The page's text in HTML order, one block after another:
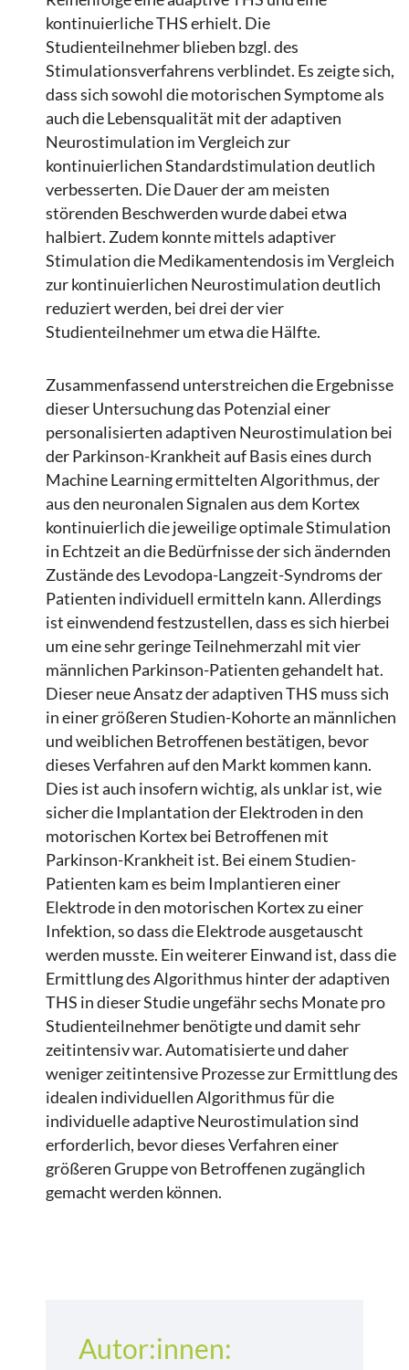
kontinuierliche THS erhielt. Die
Studienteilnehmer blieben bzgl. des
Stimulationsverfahrens verblindet. Es zeigte sich,
dass sich sowohl die motorischen Symptome als
auch die Lebensqualität mit der adaptiven
Neurostimulation im Vergleich zur
kontinuierlichen Standardstimulation deutlich
verbesserten. Die Dauer der am meisten
störenden Beschwerden wurde dabei etwa
halbiert. Zudem konnte mittels adaptiver
Stimulation die Medikamentendosis im Vergleich
zur kontinuierlichen Neurostimulation deutlich
reduziert werden, bei drei der vier
Studienteilnehmer um etwa die Hälfte.
Zusammenfassend unterstreichen die Ergebnisse
dieser Untersuchung das Potenzial einer
personalisierten adaptiven Neurostimulation bei
der Parkinson-Krankheit auf Basis eines durch
Machine Learning ermittelten Algorithmus, der
aus den neuronalen Signalen aus dem Kortex
kontinuierlich die jeweilige optimale Stimulation
in Echtzeit an die Bedürfnisse der sich ändernden
Zustände des Levodopa-Langzeit-Syndroms der
Patienten individuell ermitteln kann. Allerdings
ist einwendend festzustellen, dass es sich hierbei
um eine sehr geringe Teilnehmerzahl mit vier
männlichen Parkinson-Patienten gehandelt hat.
Dieser neue Ansatz der adaptiven THS muss sich
in einer größeren Studien-Kohorte an männlichen
und weiblichen Betroffenen bestätigen, bevor
dieses Verfahren auf den Markt kommen kann.
Dies ist auch insofern wichtig, als unklar ist, wie
sicher die Implantation der Elektroden in den
motorischen Kortex bei Betroffenen mit
Parkinson-Krankheit ist. Bei einem Studien-
Patienten kam es beim Implantieren einer
Elektrode in den motorischen Kortex zu einer
Infektion, so dass die Elektrode ausgetauscht
werden musste. Ein weiterer Einwand ist, dass die
Ermittlung des Algorithmus hinter der adaptiven
THS in dieser Studie ungefähr sechs Monate pro
Studienteilnehmer benötigte und damit sehr
zeitintensiv war. Automatisierte und daher
weniger zeitintensive Prozesse zur Ermittlung des
idealen individuellen Algorithmus für die
individuelle adaptive Neurostimulation sind
erforderlich, bevor dieses Verfahren einer
größeren Gruppe von Betroffenen zugänglich
gemacht werden können.
Autor:innen: